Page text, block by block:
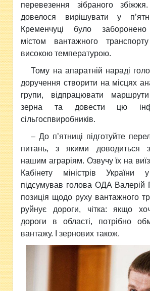
перевезення зібраного
довелося вирішувати у
Кременчуці було заборонено
містом вантажного
високою температурою.
Тому на апаратній нараді
доручення створити на місцях
групи, відпрацювати
зерна та довести цю
сільгоспвиробників.
– До п’ятниці підготуйте
питань, з якими доводиться
нашим аграріям. Озвучу їх на
Кабінету міністрів
підсумував голова ОДА Валерій
позиція щодо руху вантажного
руйнує дороги, чітка: якщо
дороги в області, потрібно
вантажу. І зернових також.